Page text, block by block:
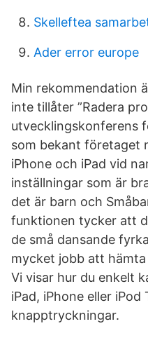
Skelleftea
Ader error europe
Min rekommendation
inte tillåter ”Radera
utvecklingskonferens
som bekant företaget
iPhone och iPad vid
inställningar som är
det är barn och
funktionen tycker att
de små dansande
mycket jobb att
Vi visar hur du enkelt
iPad, iPhone eller
knapptryckningar.